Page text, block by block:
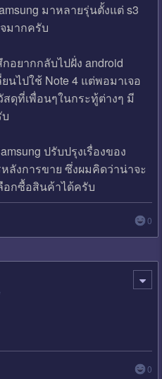
มาหลายรุ่นตั้งแต่ s3
มากครับ
อยากกลับไปฝั่ง android
นไปใช้ Note 4 แต่พอมาเจอ
ที่เพื่อนๆในกระทู้ต่างๆ มี
ปรับปรุงเรื่องของ
งการขาย ซึ่งผมคิดว่าน่าจะ
อกซื้อสินค้าได้ครับ
0
0